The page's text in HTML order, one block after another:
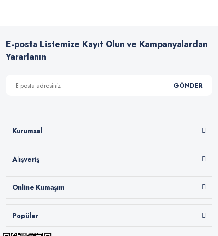
E-posta Listemize Kayıt Olun ve Kampanyalardan
Yararlanın
GÖNDER
Kurumsal
Alışveriş
Online Kumaşım
Popüler